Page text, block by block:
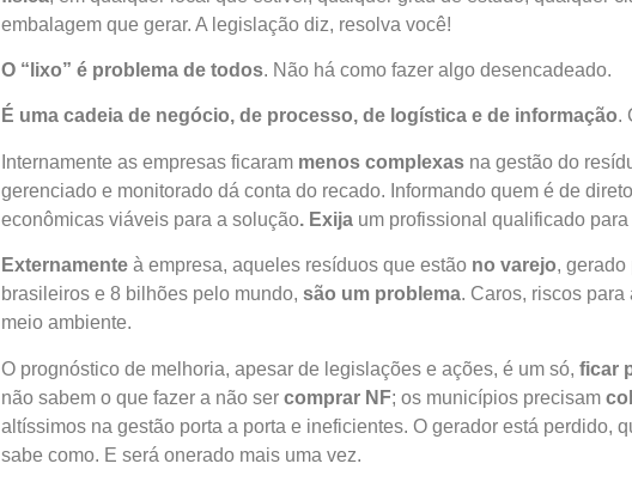
embalagem que gerar. A legislação diz, resolva você!
O “lixo” é problema de todos. Não há como fazer algo desencadeado.
É uma cadeia de negócio, de processo, de logística e de informação.
Internamente as empresas ficaram menos complexas na gestão do
gerenciado e monitorado dá conta do recado. Informando quem é de
econômicas viáveis para a solução. Exija um profissional qualificado para
Externamente à empresa, aqueles resíduos que estão no varejo, gerado
brasileiros e 8 bilhões pelo mundo, são um problema. Caros, riscos
meio ambiente.
O prognóstico de melhoria, apesar de legislações e ações, é um só, ficar
não sabem o que fazer a não ser comprar NF; os municípios precisam
altíssimos na gestão porta a porta e ineficientes. O gerador está perdido,
sabe como. E será onerado mais uma vez.